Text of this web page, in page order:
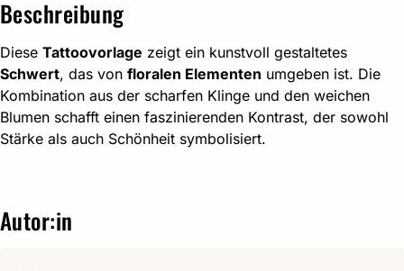
Beschreibung
Diese Tattoovorlage zeigt ein kunstvoll gestaltetes
Schwert, das von floralen Elementen umgeben ist. Die
Kombination aus der scharfen Klinge und den weichen
Blumen schafft einen faszinierenden Kontrast, der sowohl
Stärke als auch Schönheit symbolisiert.
Autor:in